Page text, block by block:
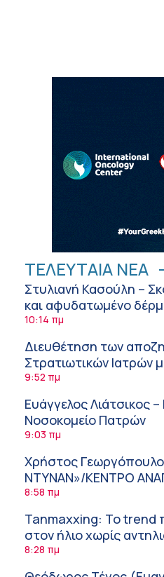
ΤΕΛΕΥΤΑΙΑ ΝΕΑ
Στυλιανή Κασούλη –
και αφυδατωμένο
αντιμετώπιση
10:14 πμ
Διευθέτηση των
Στρατιωτικών Ιατρών
ΙΣΑ
9:52 πμ
Ευάγγελος Λιάτσικος
Νοσοκομείο Πατρών
9:03 πμ
Χρήστος
ΝΤΥΝΑΝ»/ΚΕΝΤΡΟ
8:58 πμ
Tanmaxxing: To trend
στον ήλιο χωρίς
8:28 πμ